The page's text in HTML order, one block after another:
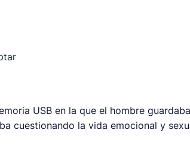
USB en la que el hombre
cuestionando la vida emocional y